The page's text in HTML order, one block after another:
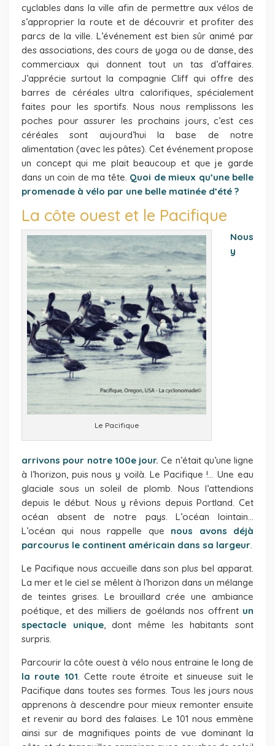
cyclables dans la ville afin de permettre aux vélos de
s’approprier la route et de découvrir et profiter des
parcs de la ville. L’événement est bien sûr animé par
des associations, des cours de yoga ou de danse, des
commerciaux qui donnent tout un tas d’affaires.
J’apprécie surtout la compagnie Cliff qui offre des
barres de céréales ultra calorifiques, spécialement
faites pour les sportifs. Nous nous remplissons les
poches pour assurer les prochains jours, c’est ces
céréales sont aujourd’hui la base de notre
alimentation (avec les pâtes). Cet événement propose
un concept qui me plait beaucoup et que je garde
dans un coin de ma tête. Quoi de mieux qu’une belle
promenade à vélo par une belle matinée d’été ?
La côte ouest et le Pacifique
Le Pacifique
Nous
y
arrivons pour notre 100e jour. Ce n’était qu’une ligne
à l’horizon, puis nous y voilà. Le Pacifique !… Une eau
glaciale sous un soleil de plomb. Nous l’attendions
depuis le début. Nous y rêvions depuis Portland. Cet
océan absent de notre pays. L’océan lointain…
L’océan qui nous rappelle que nous avons déjà
parcourus le continent américain dans sa largeur.
Le Pacifique nous accueille dans son plus bel apparat.
La mer et le ciel se mêlent à l’horizon dans un mélange
de teintes grises. Le brouillard crée une ambiance
poétique, et des milliers de goélands nos offrent un
spectacle unique, dont même les habitants sont
surpris.
Parcourir la côte ouest à vélo nous entraine le long de
la route 101. Cette route étroite et sinueuse suit le
Pacifique dans toutes ses formes. Tous les jours nous
apprenons à descendre pour mieux remonter ensuite
et revenir au bord des falaises. Le 101 nous emmène
ainsi sur de magnifiques points de vue dominant la